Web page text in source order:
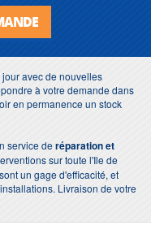
avec de nouvelles
à votre demande dans
en permanence un stock
service deréparation et
sur toute l'Ile de
un gage d'efficacité, et
Livraison de votre